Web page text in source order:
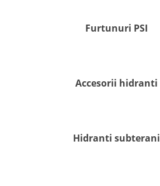
Furtunuri PSI
Accesorii hidranti
Hidranti subterani